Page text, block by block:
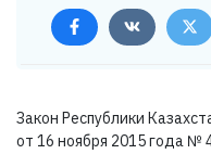
Закон Республики
от 16 ноября 2015 года №